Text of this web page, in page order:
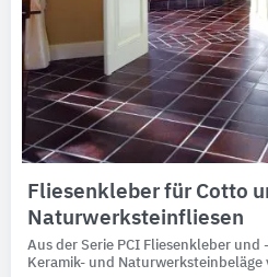
Fliesenkleber für Cotto
Naturwerksteinfliesen
Aus der Serie PCI Fliesenkleber
Keramik- und Naturwerksteinbeläge